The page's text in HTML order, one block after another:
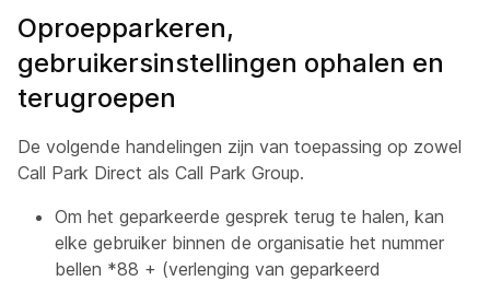
Oproepparkeren,
gebruikersinstellingen ophalen en
terugroepen
De volgende handelingen zijn van toepassing op zowel
Call Park Direct als Call Park Group.
Om het geparkeerde gesprek terug te halen, kan
elke gebruiker binnen de organisatie het nummer
bellen *88 + (verlenging van geparkeerd